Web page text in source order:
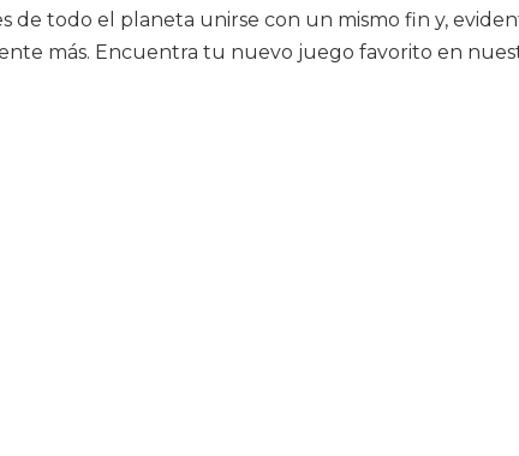
todo el planeta unirse con un mismo fin y,
más. Encuentra tu nuevo juego favorito en